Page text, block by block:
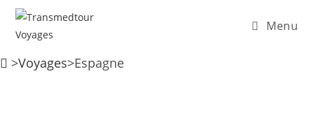
Menu
>Voyages>Espagne